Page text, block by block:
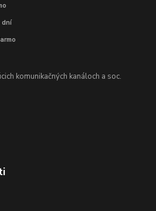
dní
komunikačných kanáloch a soc.